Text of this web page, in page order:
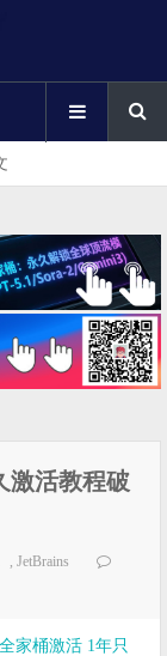
激活教程破
,JetBrains
家桶激活 1年只